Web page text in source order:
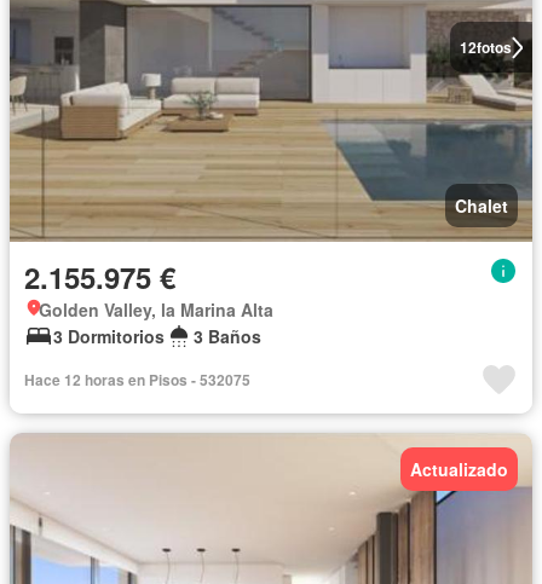
12fotos
Chalet
2.155.975 €
Golden Valley, la Marina Alta
3 Dormitorios
3 Baños
Hace 12 horas en Pisos - 532075
Actualizado